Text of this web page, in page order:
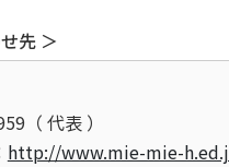
先 ＞
（ 代表 ）
http://www.mie-mie-